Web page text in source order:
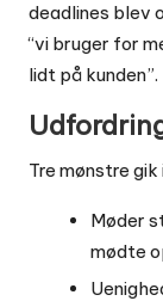
deadlines blev
“vi bruger for
lidt på kunden”.
Tre mønstre gik
Møder
mødte